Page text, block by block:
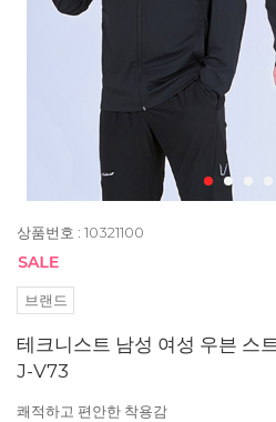
상품번호 : 10321100
브랜드
테크니스트 남성 여성 우븐 스
J-V73
쾌적하고 편안한 착용감